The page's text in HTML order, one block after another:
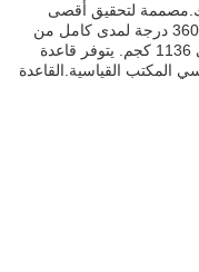
لتحقيق أقصى
استقراريمكن أن تدور هذه القاعدة تصل إلى 360 درجة لمدى كامل من
الحركة ، وتدعم بسهولة قدرة الوزن تصل إلى 1136 كجم. يتوفر قاعدة
المكتب القياسية.القاعدة